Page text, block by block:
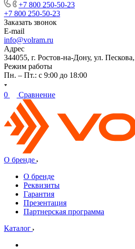
+7 800 250-50-23
+7 800 250-50-23
Заказать звонок
E-mail
info@volram.ru
Адрес
344055, г. Ростов-на-Дону, ул.
Режим работы
Пн. – Пт.: с 9:00 до 18:00
0 Сравнение
О бренде
О бренде
Реквизиты
Гарантия
Презентация
Партнерская программа
Каталог